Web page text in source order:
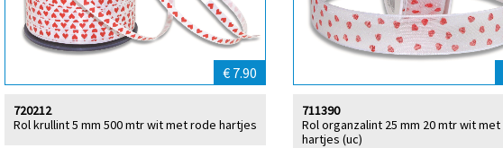
€ 7.90
Rol krullint 5 mm 500 mtr wit met rode hartjes
720212
Rol organzalint 25 mm 20 mtr wit
hartjes (uc)
711390